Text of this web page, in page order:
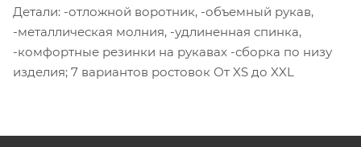
Детали: -отложной воротник, -объемный рукав,
-металлическая молния, -удлиненная спинка,
-комфортные резинки на рукавах -сборка по низу
изделия; 7 вариантов ростовок От XS до XXL